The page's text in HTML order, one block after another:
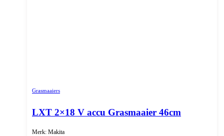
Grasmaaiers
LXT 2×18 V accu Grasmaaier 46cm
Merk: Makita